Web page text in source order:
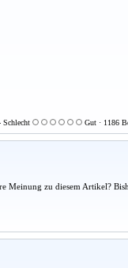
Schlecht Gut · 1186
Meinung zu diesem Artikel?